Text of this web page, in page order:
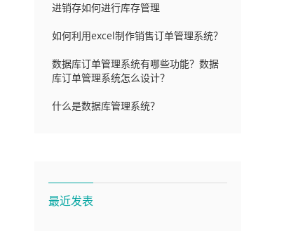
进销存如何进行库存管理
如何利用excel制作销售订单管理系统？
数据库订单管理系统有哪些功能？数据
库订单管理系统怎么设计？
什么是数据库管理系统？
最近发表